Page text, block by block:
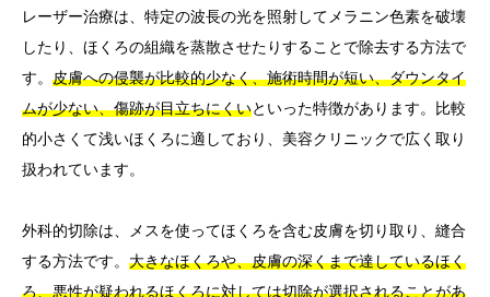
レーザー治療は、特定の波長の光を照射してメラニン色素を破壊
したり、ほくろの組織を蒸散させたりすることで除去する方法で
す。 皮膚への侵襲が比較的少なく、施術時間が短い、ダウンタイ
ムが少ない、傷跡が目立ちにくいといった特徴があります。比較
的小さくて浅いほくろに適しており、美容クリニックで広く取り
扱われています。
外科的切除は、メスを使ってほくろを含む皮膚を切り取り、縫合
する方法です。 大きなほくろや、皮膚の深くまで達しているほく
ろ、悪性が疑われるほくろに対しては切除が選択されることがあ